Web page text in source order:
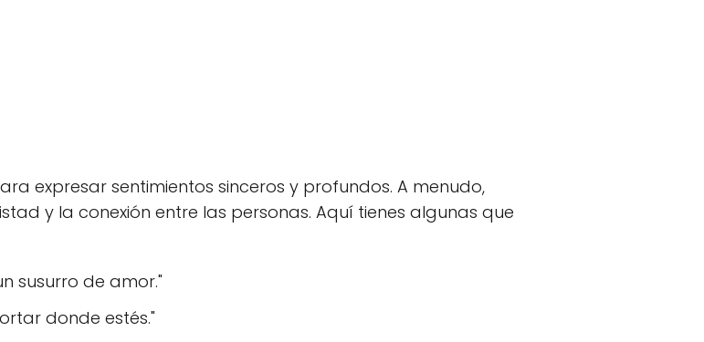
expresar sentimientos sinceros y profundos. A menudo,
y la conexión entre las personas. Aquí tienes algunas que
susurro de amor."
donde estés."